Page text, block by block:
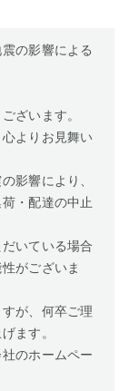
の影響による
ざいます。
よりお見舞い
影響により、
・配達の中止
いている場合
がございま
が、何卒ご理
ます。
のホームペー